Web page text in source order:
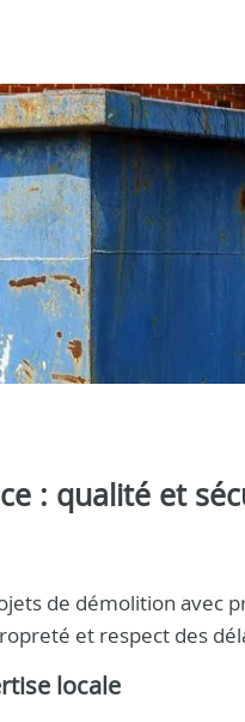
: qualité et
de démolition avec
et respect des
locale